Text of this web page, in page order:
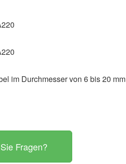
im Durchmesser von 6 bis 20 mm
Fragen?